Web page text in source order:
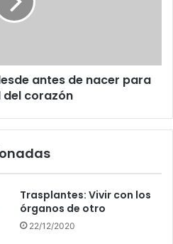
antes de nacer para
del corazón
Trasplantes: Vivir con los
órganos de otro
22/12/2020